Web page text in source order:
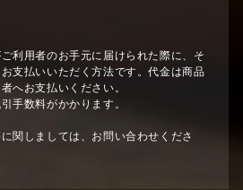
利用者のお手元に届けられた際に、そ
支払いいただく方法です。代金は商品
へお支払いください。
手数料がかかります。
関しましては、お問い合わせくださ